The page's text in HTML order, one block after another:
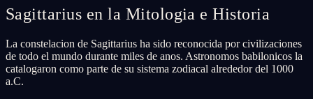
Sagittarius en la Mitologia e Historia
La constelacion de Sagittarius ha sido reconocida por civilizaciones
de todo el mundo durante miles de anos. Astronomos babilonicos la
catalogaron como parte de su sistema zodiacal alrededor del 1000
a.C.